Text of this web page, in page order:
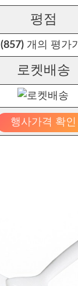
평점
(857) 개의 평가
로켓배송
행사가격 확인